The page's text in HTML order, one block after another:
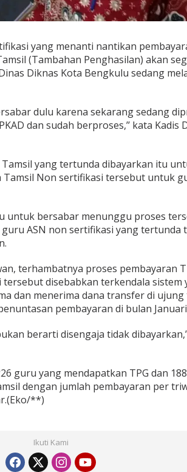
yang menanti nantikan
(Tambahan Penghasilan) akan
Diknas Kota Bengkulu sedang
dulu karena sekarang sedang
dan sudah berproses,’’ kata Kadis
Tamsil yang tertunda dibayarkan itu
Tamsil Non sertifikasi tersebut untuk
untuk bersabar menunggu proses
ASN non sertifikasi yang tertunda
terhambatnya proses pembayaran
disebabkan terkendala sistem
dan menerima dana transfer di
pembayaran di bulan Januari
berarti disengaja tidak
guru yang mendapatkan TPG dan
dengan jumlah pembayaran per
**)
Ikuti Kami